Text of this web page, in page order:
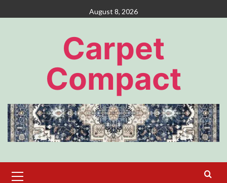
to
August 8, 2026
Carpet
Compact
Menu